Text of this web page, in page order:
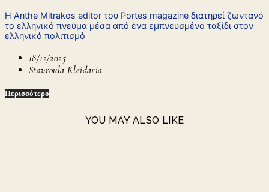
H Anthe Mitrakos editor του Portes magazine διατηρεί ζωντανό
το ελληνικό πνεύμα μέσα από ένα εμπνευσμένο ταξίδι στον
ελληνικό πολιτισμό
18/12/2025
Stavroula Kleidaria
Περισσότερο
YOU MAY ALSO LIKE